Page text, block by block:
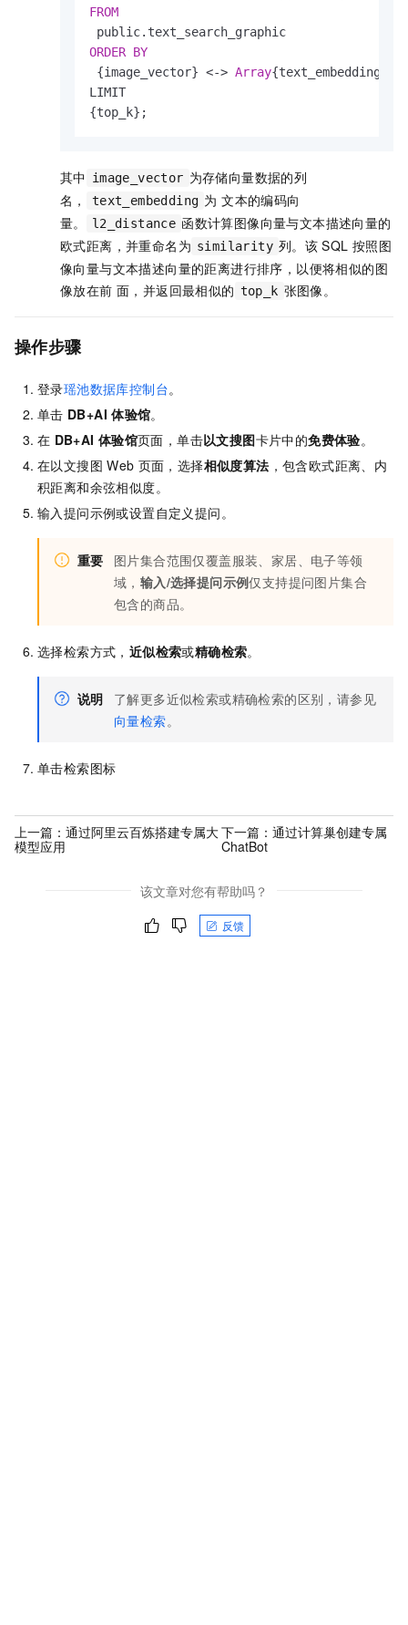
FROM
ORDER BY
{image_vector} <-> Array{text_embedding}::
LIMIT
{top_k};
其中 image_vector 为存储向量数据的列
名，
text_embedding 为 ⽂本的编码向
量。
l2_distance 函数计算图像向量与⽂本描述向量的
欧式距离，并重命名为 similarity 列。该 SQL 按照图
像向量与⽂本描述向量的距离进⾏排序，以便将相似的图
像放在前 ⾯，并返回最相似的 top_k 张图像。
操作步骤
登录瑶池数据库控制台。
单击 DB+AI 体验馆。
在 DB+AI 体验馆页面，单击以文搜图卡片中的免费体验。
在以文搜图 Web 页面，选择相似度算法 ，包含欧式距离、内
积距离和余弦相似度。
输入提问示例或设置自定义提问。
重要
图片集合范围仅覆盖服装、家居、电子等领
域， 输入/选择提问示例仅支持提问图片集合
包含的商品。
选择检索方式， 近似检索或精确检索。
说明
了解更多近似检索或精确检索的区别，请参见
向量检索。
单击检索图标
上一篇： 通过阿里云百炼搭建专属大
模型应用
下一篇：通过计算巢创建专属
ChatBot
该文章对您有帮助吗？
反馈